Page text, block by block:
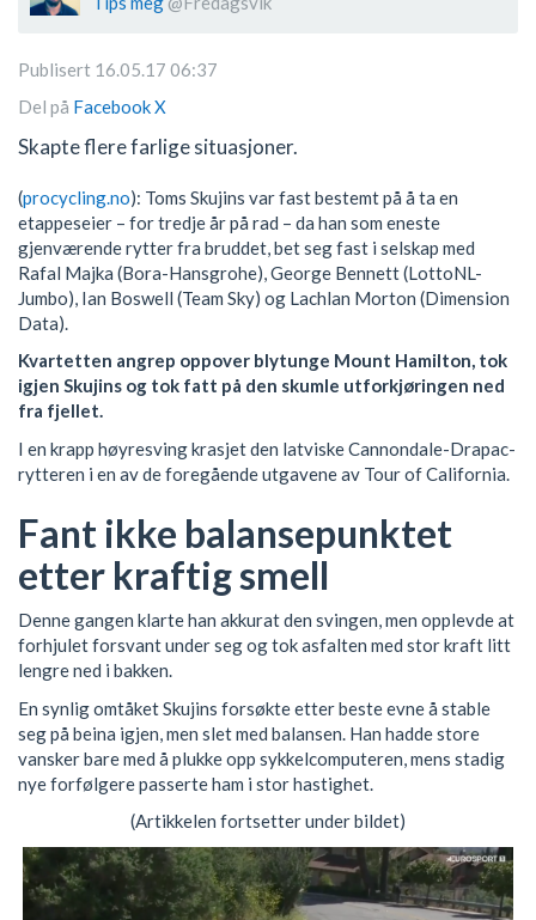
Publisert 16.05.17 06:37
Del på FacebookX
Skapte flere farlige situasjoner.
(procycling.no): Toms Skujins var fast bestemt på å ta en
etappeseier – for tredje år på rad – da han som eneste
gjenværende rytter fra bruddet, bet seg fast i selskap med
Rafal Majka (Bora-Hansgrohe), George Bennett (LottoNL-
Jumbo), Ian Boswell (Team Sky) og Lachlan Morton (Dimension
Data).
Kvartetten angrep oppover blytunge Mount Hamilton, tok
igjen Skujins og tok fatt på den skumle utforkjøringen ned
fra fjellet.
I en krapp høyresving krasjet den latviske Cannondale-Drapac-
rytteren i en av de foregående utgavene av Tour of California.
Fant ikke balansepunktet
etter kraftig smell
Denne gangen klarte han akkurat den svingen, men opplevde at
forhjulet forsvant under seg og tok asfalten med stor kraft litt
lengre ned i bakken.
En synlig omtåket Skujins forsøkte etter beste evne å stable
seg på beina igjen, men slet med balansen. Han hadde store
vansker bare med å plukke opp sykkelcomputeren, mens stadig
nye forfølgere passerte ham i stor hastighet.
(Artikkelen fortsetter under bildet)